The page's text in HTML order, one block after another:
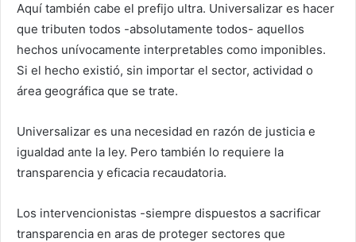
Aquí también cabe el prefijo ultra. Universalizar es hacer
que tributen todos -absolutamente todos- aquellos
hechos unívocamente interpretables como imponibles.
Si el hecho existió, sin importar el sector, actividad o
área geográfica que se trate.
Universalizar es una necesidad en razón de justicia e
igualdad ante la ley. Pero también lo requiere la
transparencia y eficacia recaudatoria.
Los intervencionistas -siempre dispuestos a sacrificar
transparencia en aras de proteger sectores que